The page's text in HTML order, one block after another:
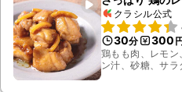
クラシル公式
30分 300
鶏もも肉、レモ
ン汁、砂糖、サラ